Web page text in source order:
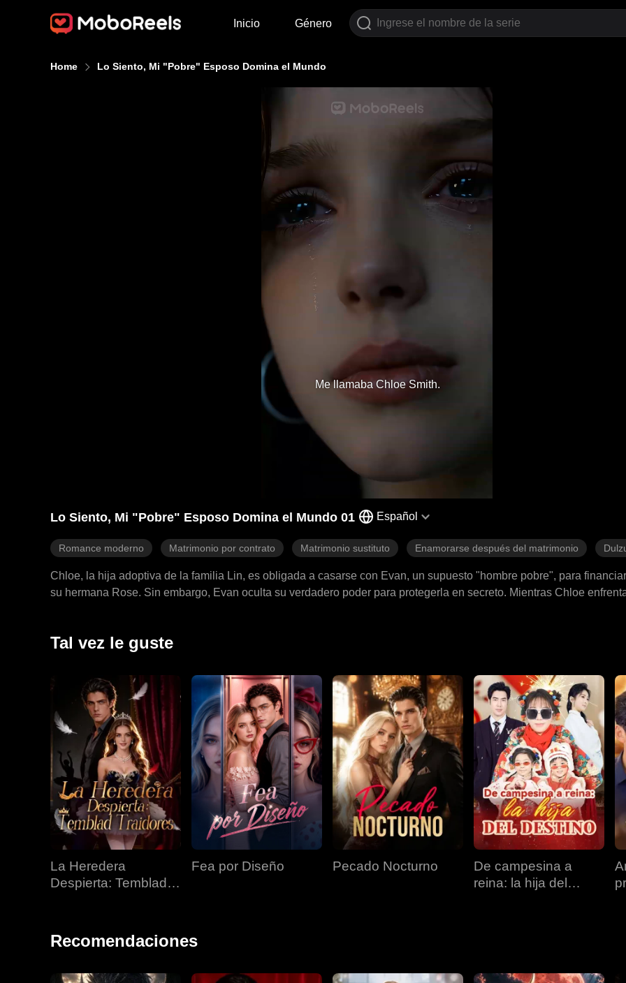
Inicio Género
Home Lo Siento, Mi "Pobre" Esposo Domina el Mundo
Me llamaba Chloe Smith.
Lo Siento, Mi "Pobre" Esposo Domina el Mundo 01 Español
Romance moderno Matrimonio por contrato Matrimonio sustituto Enamorarse después del matrimonio
Chloe, la hija adoptiva de la familia Lin, es obligada a casarse con Evan, un supuesto "hombre pobre", para
su hermana Rose. Sin embargo, Evan oculta su verdadero poder para protegerla en secreto. Mientras Chloe
matrimonio por contrato se convierte en su mayor historia de amor.
Tal vez le guste
La Heredera
Despierta: Temblad
Fea por Diseño Pecado Nocturno
De campesina a
reina: la hija del
Recomendaciones